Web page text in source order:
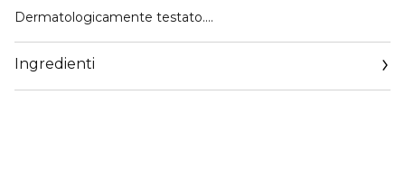
Dermatologicamente testato.
Senza paraffina e parabeni.
ATTIVI
Ingredienti